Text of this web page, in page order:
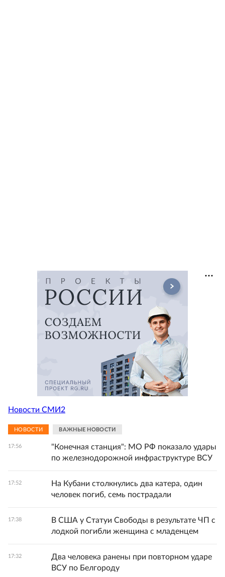
Новости СМИ2
НОВОСТИ ВАЖНЫЕ НОВОСТИ
17:56
"Конечная станция": МО РФ показало удары
по железнодорожной инфраструктуре ВСУ
17:52
На Кубани столкнулись два катера, один
человек погиб, семь пострадали
17:38
В США у Статуи Свободы в результате ЧП с
лодкой погибли женщина с младенцем
17:32
Два человека ранены при повторном ударе
ВСУ по Белгороду